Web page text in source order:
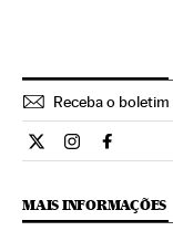
Receba o boletim
Economia El País
Economia El
MAIS INFORMAÇÕES